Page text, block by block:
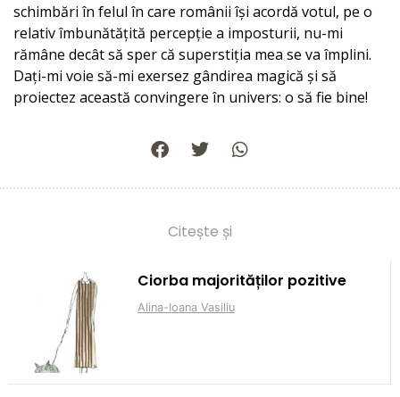
schimbări în felul în care românii își acordă votul, pe o
relativ îmbunătățită percepție a imposturii, nu-mi
rămâne decât să sper că superstiția mea se va împlini.
Dați-mi voie să-mi exersez gândirea magică și să
proiectez această convingere în univers: o să fie bine!
Citește și
Ciorba majorităților pozitive
Alina-Ioana Vasiliu